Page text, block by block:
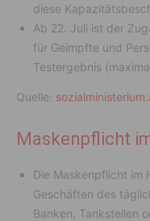
diese
Ab 22. Juli ist der
für Geimpfte und
Testergebnis
Quelle:
Maskenpflicht
Die Maskenpflicht im
Geschäften des
Banken, Tankstellen